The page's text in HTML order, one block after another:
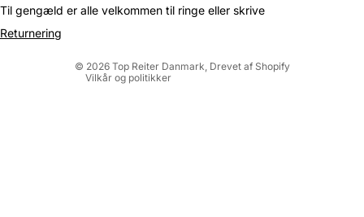
Til gengæld er alle velkommen til ringe eller skrive
Returnering
© 2026 Top Reiter Danmark , Drevet af Shopify
Vilkår og politikker